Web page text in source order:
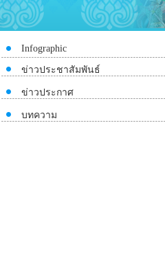
Infographic
ข่าวประชาสัมพันธ์
ข่าวประกาศ
บทความ